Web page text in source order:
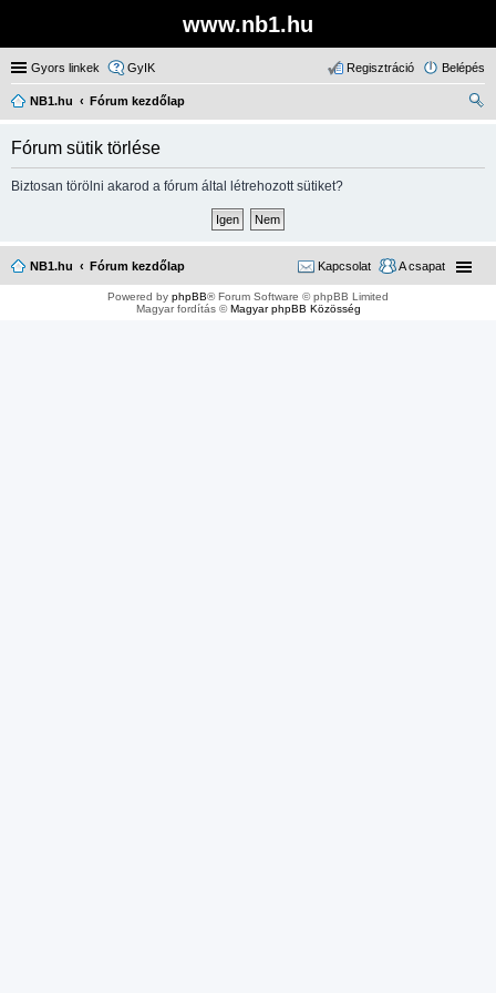
www.nb1.hu
Gyors linkek GyIK Belépés
Regisztráció
NB1.hu
Fórum kezdőlap
Fórum sütik törlése
Biztosan törölni akarod a fórum által létrehozott sütiket?
NB1.hu Fórum kezdőlap A csapat
Kapcsolat
Powered by phpBB® Forum Software © phpBB Limited
Magyar fordítás ©Magyar phpBB Közösség